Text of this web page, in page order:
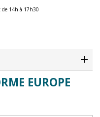
14h à 17h30
EUROPE